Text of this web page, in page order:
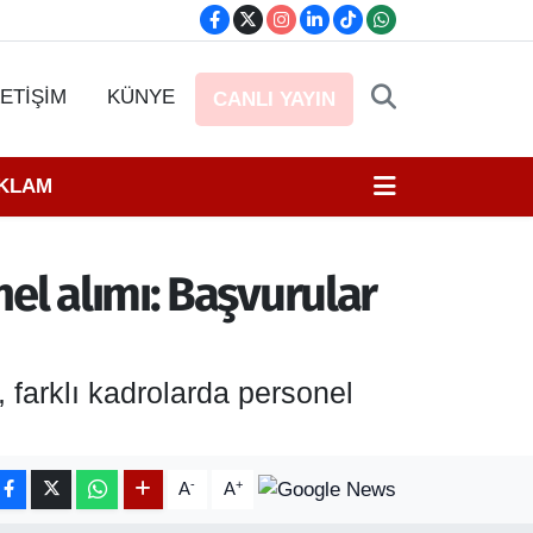
KÜNYE CANLI YAYIN
alımı: Başvurular
kadrolarda personel
A- A+